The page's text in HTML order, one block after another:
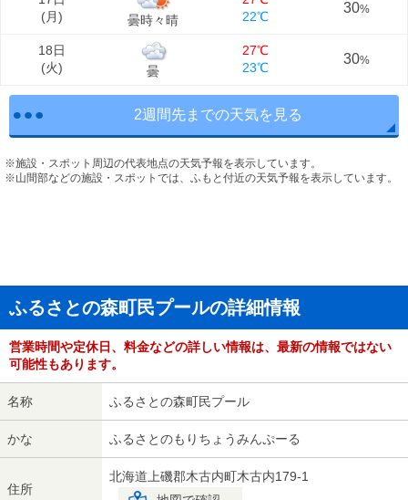
(月) 曇時々晴
22℃
30%
18日
(火) 曇
27℃
23℃
30%
2週間先までの天気を見る
※施設・スポット周辺の代表地点の天気予報を表示しています。
※山間部などの施設・スポットでは、ふもと付近の天気予報を表示しています。
ふるさとの森町民プールの詳細情報
営業時間や定休日、料金などの詳しい情報は、最新の情報ではない
可能性もあります。
名称 ふるさとの森町民プール
かな ふるさとのもりちょうみんぷーる
住所
北海道上磯郡木古内町木古内179-1